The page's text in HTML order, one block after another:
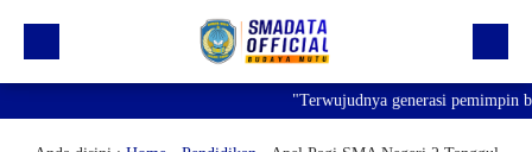
"Terwujudnya generasi pemimpin